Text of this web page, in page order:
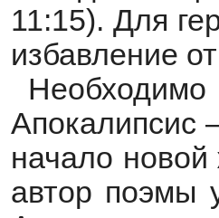
11:15). Для
избавление
Апокалипсис
начало
автор поэмы